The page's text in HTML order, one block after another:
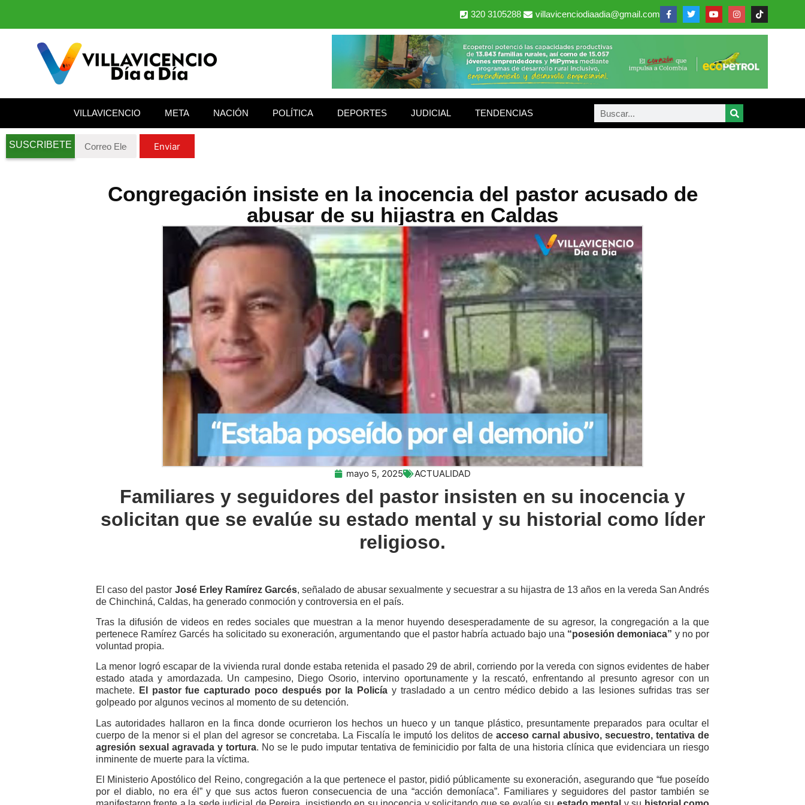
320 3105288 villavicenciodiaadia@gmail.com
VILLAVICENCIO META NACIÓN POLÍTICA DEPORTES JUDICIAL TENDENCIAS
SUSCRIBETE Enviar
Congregación insiste en la inocencia del pastor acusado de
abusar de su hijastra en Caldas
mayo 5, 2025 ACTUALIDAD
Familiares y seguidores del pastor insisten en su inocencia y
solicitan que se evalúe su estado mental y su historial como líder
religioso.
El caso del pastor José Erley Ramírez Garcés, señalado de abusar sexualmente y secuestrar a su hijastra de 13 años en la vereda San Andrés
de Chinchiná, Caldas, ha generado conmoción y controversia en el país.
Tras la difusión de videos en redes sociales que muestran a la menor huyendo desesperadamente de su agresor, la congregación a la que
pertenece Ramírez Garcés ha solicitado su exoneración, argumentando que el pastor habría actuado bajo una “posesión demoniaca” y no por
voluntad propia.
La menor logró escapar de la vivienda rural donde estaba retenida el pasado 29 de abril, corriendo por la vereda con signos evidentes de haber
estado atada y amordazada. Un campesino, Diego Osorio, intervino oportunamente y la rescató, enfrentando al presunto agresor con un
machete. El pastor fue capturado poco después por la Policíay trasladado a un centro médico debido a las lesiones sufridas tras ser
golpeado por algunos vecinos al momento de su detención.
Las autoridades hallaron en la finca donde ocurrieron los hechos un hueco y un tanque plástico, presuntamente preparados para ocultar el
cuerpo de la menor si el plan del agresor se concretaba. La Fiscalía le imputó los delitos de acceso carnal abusivo, secuestro, tentativa de
agresión sexual agravada y tortura. No se le pudo imputar tentativa de feminicidio por falta de una historia clínica que evidenciara un riesgo
inminente de muerte para la víctima.
El Ministerio Apostólico del Reino, congregación a la que pertenece el pastor, pidió públicamente su exoneración, asegurando que “fue poseído
por el diablo, no era él” y que sus actos fueron consecuencia de una “acción demoníaca”. Familiares y seguidores del pastor también se